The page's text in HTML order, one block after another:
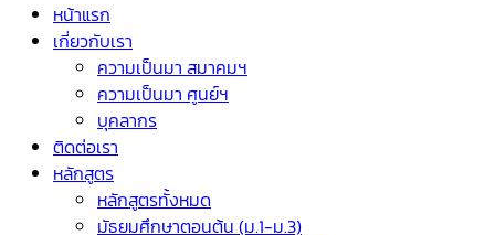
หน้าแรก
เกี่ยวกับเรา
ความเป็นมา สมาคมฯ
ความเป็นมา ศูนย์ฯ
บุคลากร
ติดต่อเรา
หลักสูตร
หลักสูตรทั้งหมด
มัธยมศึกษาตอนต้น (ม.1-ม.3)